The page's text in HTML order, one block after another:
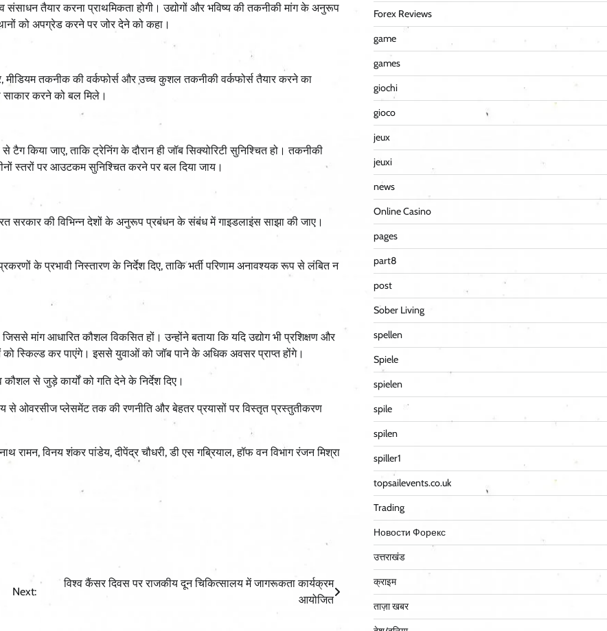
संसाधन तैयार करना प्राथमिकता होगी। उद्योगों और भविष्य की तकनीकी मांग के अनुरूप
को अपग्रेड करने पर जोर देने को कहा।
मीडियम तकनीक की वर्कफोर्स और उच्च कुशल तकनीकी वर्कफोर्स तैयार करने का
साकार करने को बल मिले।
टैग किया जाए, ताकि ट्रेनिंग के दौरान ही जॉब सिक्योरिटी सुनिश्चित हो। तकनीकी
स्तरों पर आउटकम सुनिश्चित करने पर बल दिया जाय।
सरकार की विभिन्न देशों के अनुरूप प्रबंधन के संबंध में गाइडलाइंस साझा की जाए।
के प्रभावी निस्तारण के निर्देश दिए, ताकि भर्ती परिणाम अनावश्यक रूप से लंबित न
मांग आधारित कौशल विकसित हों। उन्होंने बताया कि यदि उद्योग भी प्रशिक्षण और
को स्किल्ड कर पाएंगे। इससे युवाओं को जॉब पाने के अधिक अवसर प्राप्त होंगे।
से जुड़े कार्यों को गति देने के निर्देश दिए।
से ओवरसीज प्लेसमेंट तक की रणनीति और बेहतर प्रयासों पर विस्तृत प्रस्तुतीकरण
रामन, विनय शंकर पांडेय, दीपेंद्र चौधरी, डी एस गब्रियाल, हॉफ वन विभाग रंजन मिश्रा
Next:
विश्व कैंसर दिवस पर राजकीय दून चिकित्सालय में जागरूकता कार्यक्रम
आयोजित
Forex Reviews
game
games
giochi
gioco
jeux
jeuxi
news
Online Casino
pages
part8
post
Sober Living
spellen
Spiele
spielen
spile
spilen
spiller1
topsailevents.co.uk
Trading
Новости Форекс
उत्तराखंड
क्राइम
ताज़ा खबर